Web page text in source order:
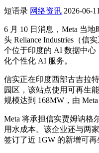
短语录 网络资讯 2026-06-
6 月 10 日消息，Meta 当
头 Reliance Industries（信
个位于印度的 AI 数据中
化个性化 AI 服务。
信实正在印度西部古吉拉
园区，该站点使用可再生
规模达到 168MW，由
Meta 将承担信实贾姆讷格
用水成本。该企业还与两
签订了近 1GW 的新增可再